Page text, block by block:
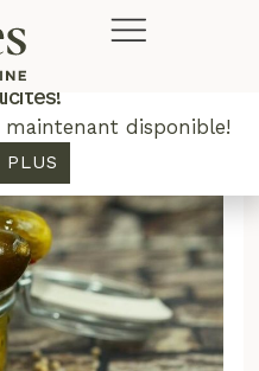
Plus de rabais.
maintenant disponible!
PLUS